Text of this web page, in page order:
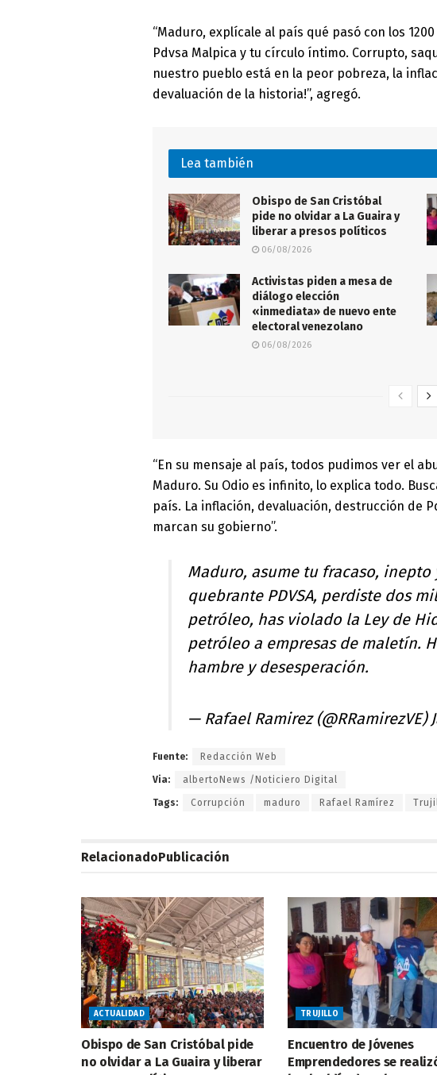
“Maduro, explícale al país qué pasó con los
Pdvsa Malpica y tu círculo íntimo. Corrupto,
nuestro pueblo está en la peor pobreza, la
devaluación de la historia!”, agregó.
Lea también
Obispo de San Cristóbal
pide no olvidar a La Guaira y
liberar a presos políticos
06/08/2026
Activistas piden a mesa de
diálogo elección
«inmediata» de nuevo ente
electoral venezolano
06/08/2026
“En su mensaje al país, todos pudimos ver el
Maduro. Su Odio es infinito, lo explica todo.
país. La inflación, devaluación, destrucción de
marcan su gobierno”.
Maduro, asume tu fracaso,
quebrante PDVSA, perdiste dos
petróleo, has violado la Ley de
petróleo a empresas de maletín.
hambre y desesperación.
— Rafael Ramirez (@RRamirezVE)
Fuente: Redacción Web
Via: albertoNews /Noticiero Digital
Tags: Corrupción maduro Rafael Ramírez
RelacionadoPublicación
ACTUALIDAD
Obispo de San Cristóbal pide
no olvidar a La Guaira y liberar
TRUJILLO
Encuentro de Jóvenes
Emprendedores se